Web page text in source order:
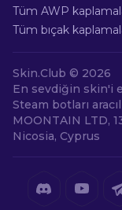
Tüm AWP
Tüm bıçak
Skin.Club © 2026
En sevdiğin skin'i
Steam botları
MOONTAIN LTD,
Nicosia, Cyprus